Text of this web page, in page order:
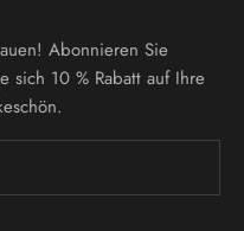
Abonnieren Sie
sich 10 % Rabatt auf Ihre